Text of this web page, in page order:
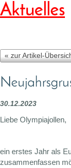
Aktuelles
« zur Artikel-
30.12.2023
Liebe Olympiajollen,
ein erstes Jahr als
zusammenfassen